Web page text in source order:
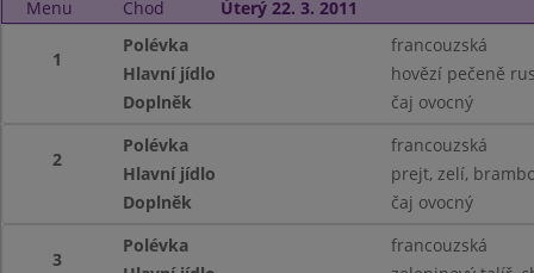
Menu Chod Úterý 22. 3. 2011
1
Polévka
francouzská
Hlavní jídlo
hovězí pečeně
Doplněk
čaj ovocný
2
Polévka
francouzská
Hlavní jídlo
prejt, zelí,
Doplněk
čaj ovocný
3
Polévka
francouzská